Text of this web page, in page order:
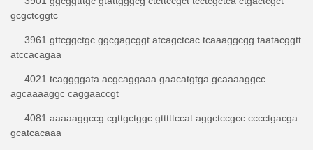
gcgctcggtc
3961 gttcggctgc ggcgagcggt atcagctcac tcaaaggcgg taatacggtt
atccacagaa
4021 tcaggggata acgcaggaaa gaacatgtga gcaaaaggcc
agcaaaaggc caggaaccgt
4081 aaaaaggccg cgttgctggc gtttttccat aggctccgcc cccctgacga
gcatcacaaa